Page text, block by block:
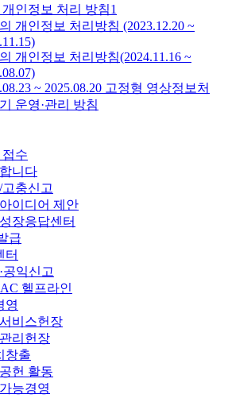
인정보 처리 방침1
개인정보 처리방침 (2023.12.20 ~
개인정보 처리방침(2024.11.16 ~
~ 2025.08.20 고정형 영상정보처
운영·관리 방침
수
니다
충신고
이디어 제안
장응답센터
급
터
공익신고
헬프라인
영
비스헌장
리헌장
창출
헌 활동
능경영